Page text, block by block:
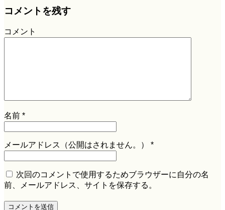
コメントを残す
コメント
名前 *
メールアドレス（公開はされません。） *
次回のコメントで使用するためブラウザーに自分の名
前、メールアドレス、サイトを保存する。